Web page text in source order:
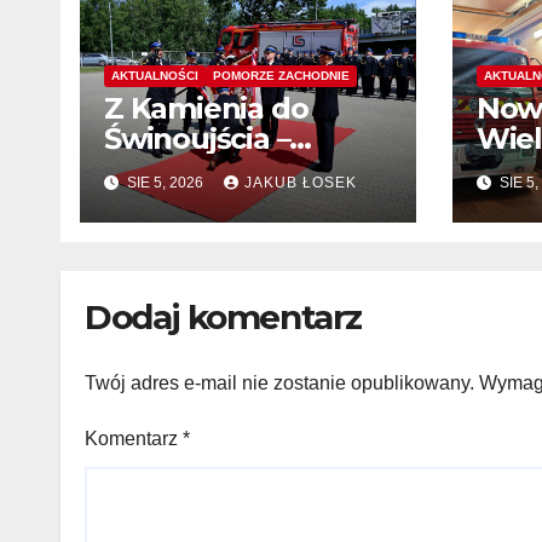
AKTUALNOŚCI POMORZE ZACHODNIE
Z Kamienia do
Świnoujścia –
zmiany kadrowe na
stanowiskach
komendantów
SIE 5, 2026 JAKUB ŁOSEK SIE 5,
Dodaj komentarz
Twój adres e-mail nie zostanie opublikowany.
Komentarz *